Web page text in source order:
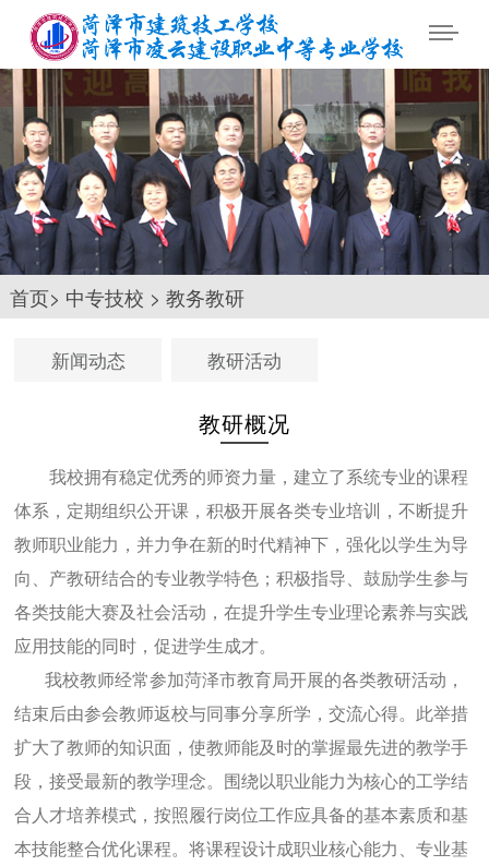
首页> 中专技校 > 教务教研
新闻动态 教研活动
教研概况
我校拥有稳定优秀的师资力量，建立了系统专业的课程
体系，定期组织公开课，积极开展各类专业培训，不断提升
教师职业能力，并力争在新的时代精神下，强化以学生为导
向、产教研结合的专业教学特色；积极指导、鼓励学生参与
各类技能大赛及社会活动，在提升学生专业理论素养与实践
应用技能的同时，促进学生成才。
我校教师经常参加菏泽市教育局开展的各类教研活动，
结束后由参会教师返校与同事分享所学，交流心得。此举措
扩大了教师的知识面，使教师能及时的掌握最先进的教学手
段，接受最新的教学理念。围绕以职业能力为核心的工学结
合人才培养模式，按照履行岗位工作应具备的基本素质和基
本技能整合优化课程。将课程设计成职业核心能力、专业基